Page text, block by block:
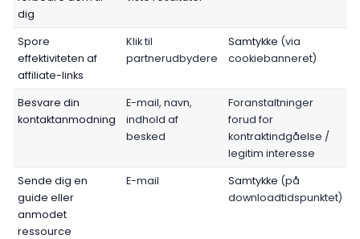
dig
Spore
effektiviteten af
affiliate-links
Klik til
partnerudbydere
Samtykke (via
cookiebanneret)
Besvare din
kontaktanmodning
E-mail, navn,
indhold af
besked
Foranstaltninger
forud for
kontraktindgåelse /
legitim interesse
Sende dig en
guide eller
anmodet
ressource
E-mail Samtykke (på
downloadtidspunktet)